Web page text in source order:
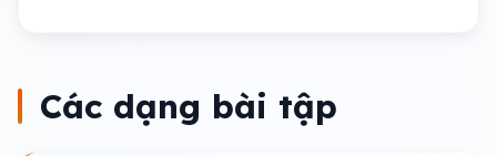
Các dạng bài tập